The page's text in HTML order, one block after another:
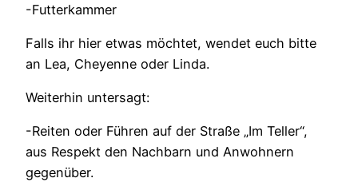
-Futterkammer
Falls ihr hier etwas möchtet, wendet euch bitte
an Lea, Cheyenne oder Linda.
Weiterhin untersagt:
-Reiten oder Führen auf der Straße „Im Teller“,
aus Respekt den Nachbarn und Anwohnern
gegenüber.